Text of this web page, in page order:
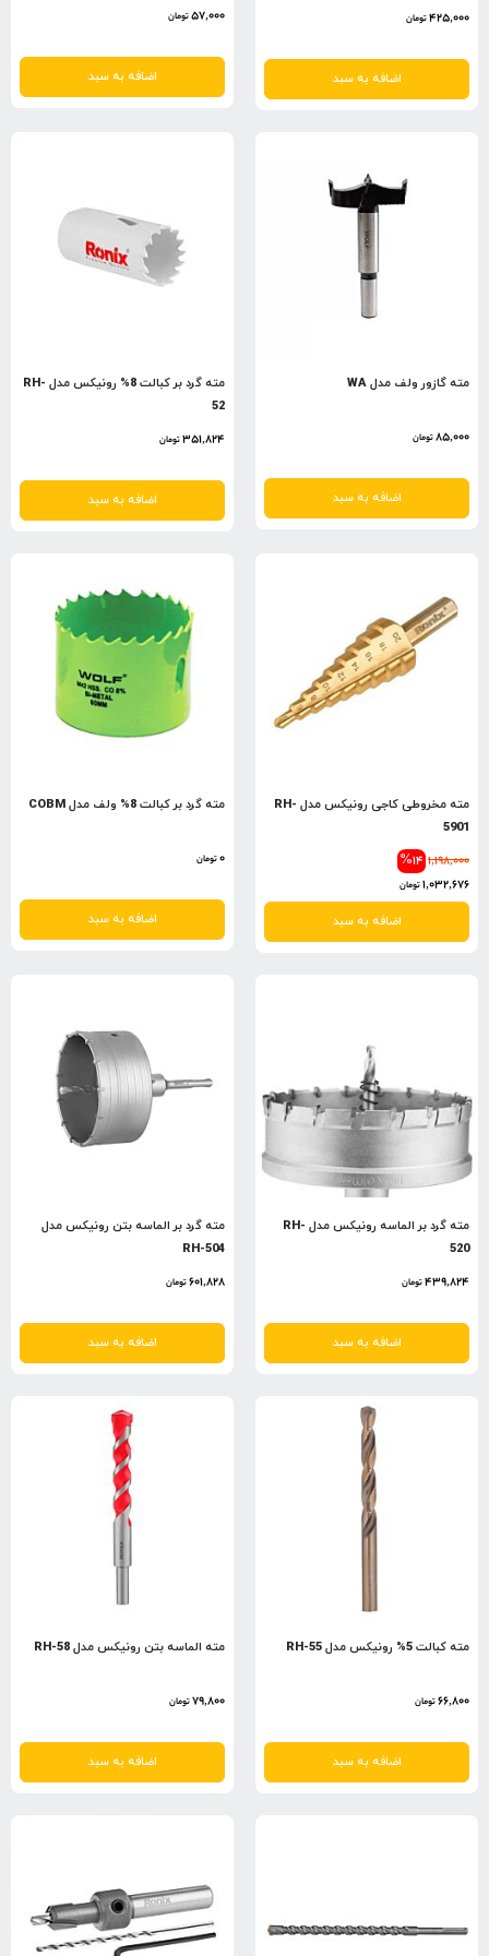
425,000تومان
اضافه به سبد
57,000تومان
اضافه به سبد
مته گازور ولف مدل WA
85,000تومان
اضافه به سبد
مته گرد بر کبالت 8% رونیکس مدل RH-
52
351,824تومان
اضافه به سبد
مته مخروطی کاجی رونیکس مدل RH-
5901
%14 1,198,000
1,032,676تومان
اضافه به سبد
مته گرد بر کبالت 8% ولف مدل COBM
0تومان
اضافه به سبد
مته گرد بر الماسه رونیکس مدل RH-
520
439,824تومان
اضافه به سبد
مته گرد بر الماسه بتن رونیکس مدل
RH-504
601,828تومان
اضافه به سبد
مته کبالت 5% رونیکس مدل RH-55
66,800تومان
اضافه به سبد
مته الماسه بتن رونیکس مدل RH-58
79,800تومان
اضافه به سبد